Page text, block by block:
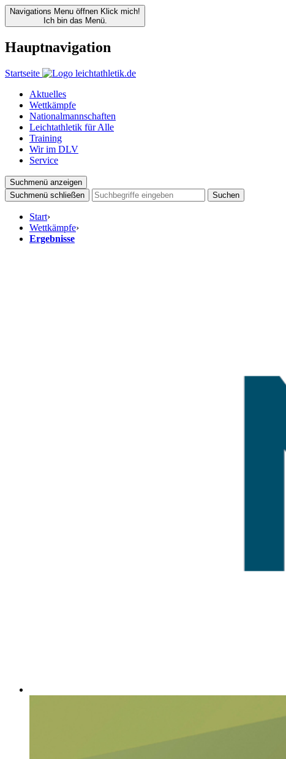
Navigations Menu öffnen Klick mich!
Ich bin das Menü.
Hauptnavigation
Startseite
Aktuelles
Wettkämpfe
Nationalmannschaften
Leichtathletik für Alle
Training
Wir im DLV
Service
Suchmenü anzeigen
Suchmenü schließen
Suchen
Start›
Wettkämpfe›
Ergebnisse